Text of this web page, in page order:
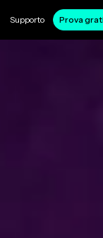
Supporto Prova